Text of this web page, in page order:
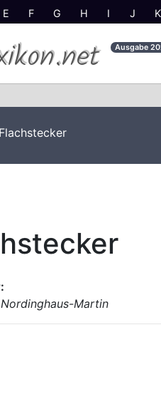
E F G H I J
Ausgabe
Martin